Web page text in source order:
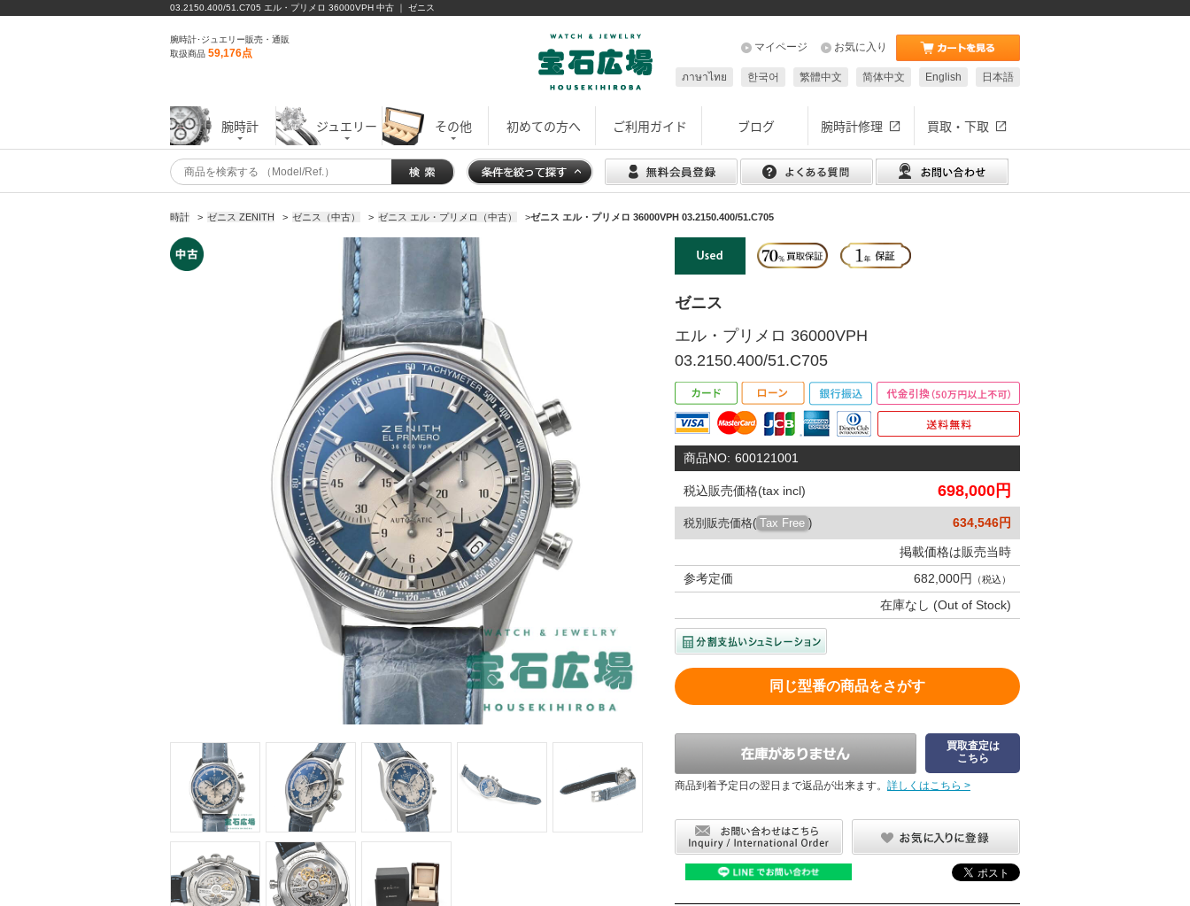
03.2150.400/51.C705 エル・プリメロ 36000VPH 中古 ｜ ゼニス
腕時計･ジュエリー販売・通販
取扱商品 59,176点 お気に入り
マイページ
日本語
English
简体中文
繁體中文
한국어
ภาษาไทย
腕時計 ジュエリー その他 初めての方へ ご利用ガイド ブログ 腕時計修理 買取・下取
時計 > ゼニス ZENITH > ゼニス（中古） > ゼニス エル・プリメロ（中古） >ゼニス エル・プリメロ 36000VPH 03.2150.400/51.C705
ゼニス
エル・プリメロ 36000VPH
03.2150.400/51.C705
商品NO: 600121001
税込販売価格(tax incl) 698,000円
税別販売価格( Tax Free ) 634,546円
掲載価格は販売当時
参考定価
682,000円 （税込）
在庫なし (Out of Stock)
同じ型番の商品をさがす
買取査定は
こちら
商品到着予定日の翌日まで返品が出来ます。 詳しくはこちら >